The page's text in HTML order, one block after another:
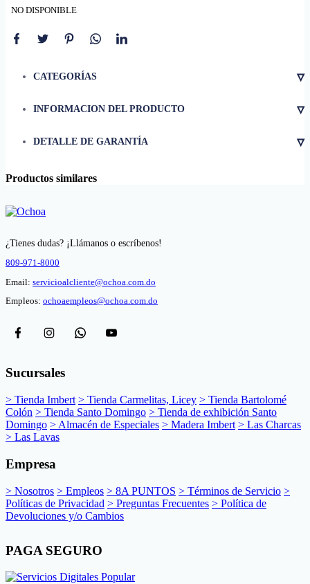
NO DISPONIBLE
CATEGORÍAS ▿
INFORMACION DEL PRODUCTO ▿
• Ancho
• Color
• Soporte
• Equipamiento
• Tipo de montaje
• Grifería
• Plomería
Exige un desagüe de piso
alineado y sifón de conexión
oculto bajo la base
DETALLE DE GARANTÍA ▿
Productos similares
¿Tienes dudas? ¡Llámanos o escríbenos!
809-971-8000
Email: servicioalcliente@ochoa.com.do
Empleos: ochoaempleos@ochoa.com.do
Sucursales
> Tienda Imbert > Tienda Carmelitas, Licey > Tienda Bartolomé
Colón > Tienda Santo Domingo > Tienda de exhibición Santo
Domingo > Almacén de Especiales > Madera Imbert > Las Charcas
> Las Lavas
Empresa
> Nosotros > Empleos > 8A PUNTOS > Términos de Servicio >
Políticas de Privacidad > Preguntas Frecuentes > Política de
Devoluciones y/o Cambios
PAGA SEGURO